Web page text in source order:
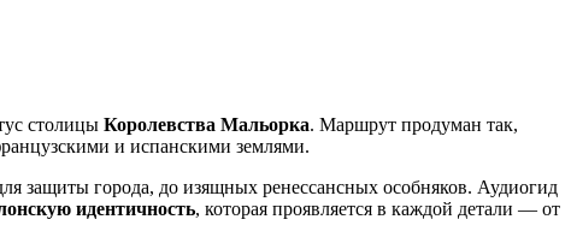
столицы Королевства Мальорка. Маршрут продуман так,
и испанскими землями.
защиты города, до изящных ренессансных особняков. Аудиогид
идентичность, которая проявляется в каждой детали — от